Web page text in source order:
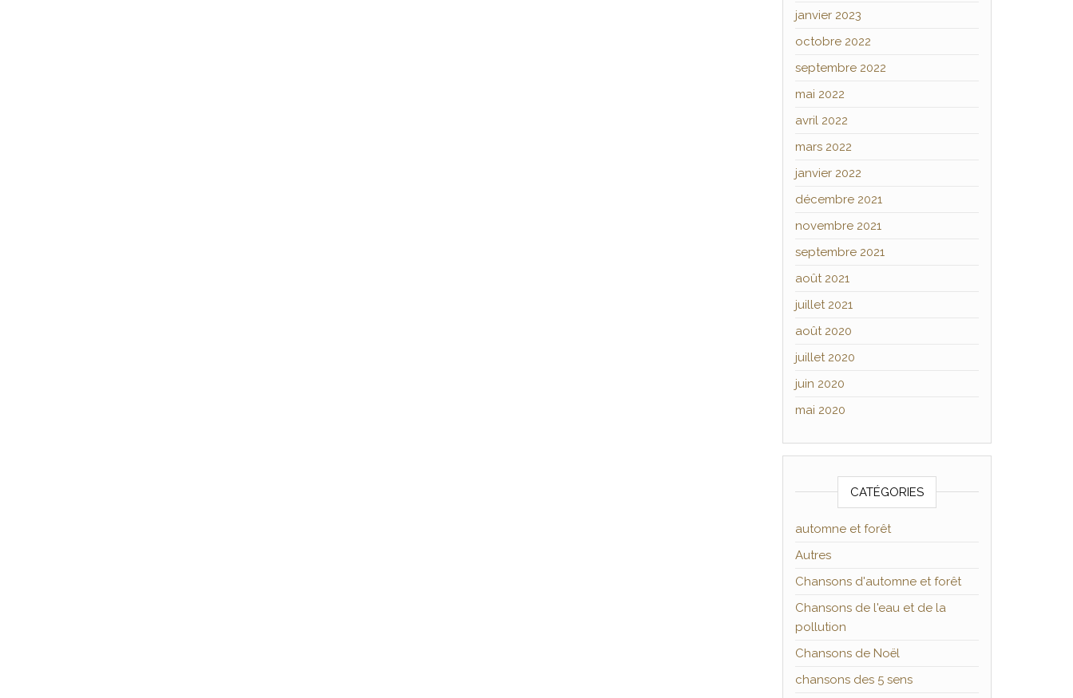
janvier 2023
octobre 2022
septembre 2022
mai 2022
avril 2022
mars 2022
janvier 2022
décembre 2021
novembre 2021
septembre 2021
août 2021
juillet 2021
août 2020
juillet 2020
juin 2020
mai 2020
CATÉGORIES
automne et forêt
Autres
Chansons d'automne et forêt
Chansons de l'eau et de la
pollution
Chansons de Noël
chansons des 5 sens